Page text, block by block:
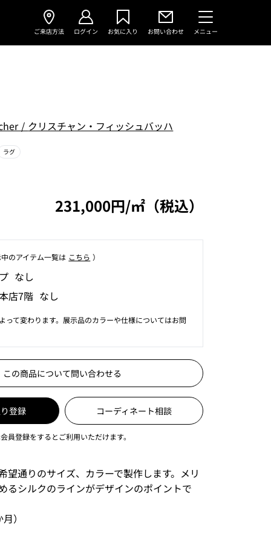
ご来店方法 ログイン お気に入り お問い合わせ メニュー
/ クリスチャン・フィッシュバッハ
ラグ
231,000円/㎡（税込）
のアイテム⼀覧は こちら ）
なし
店7階 なし
って変わります。展示品のカラーや仕様についてはお問
この商品について問い合わせる
登録 コーディネート相談
員登録をするとご利用いただけます。
望通りのサイズ、カラーで製作します。メリ
るシルクのラインがデザインのポイントで
）